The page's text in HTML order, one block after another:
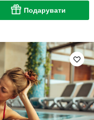
Подарувати